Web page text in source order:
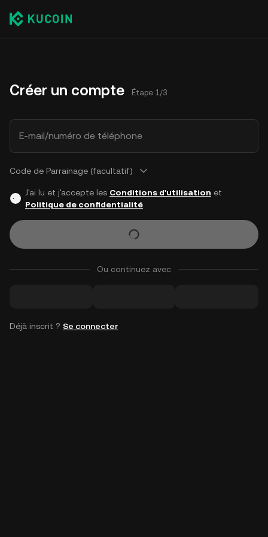
Créer un compte Étape 1/3
E-mail/numéro de téléphone
Code de Parrainage (facultatif)
J'ai lu et j'accepte les Conditions d'utilisation et
Politique de confidentialité.
Ou continuez avec
Déjà inscrit ? Se connecter